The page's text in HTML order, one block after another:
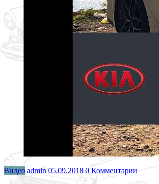
Видео admin 05.09.2018 0 Комментарии